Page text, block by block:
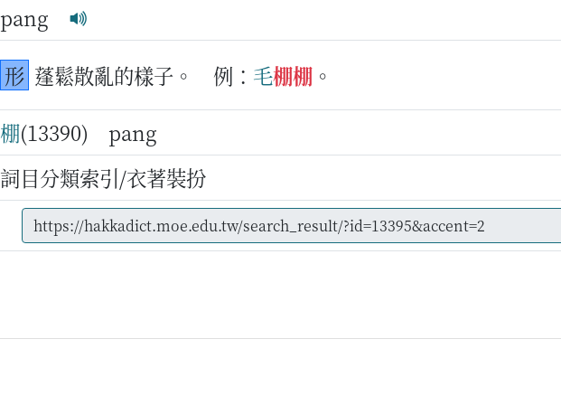
pang
形 蓬鬆散亂的樣子。 例： 毛棚棚 。
棚(13390) pang
詞目分類索引/衣著裝扮